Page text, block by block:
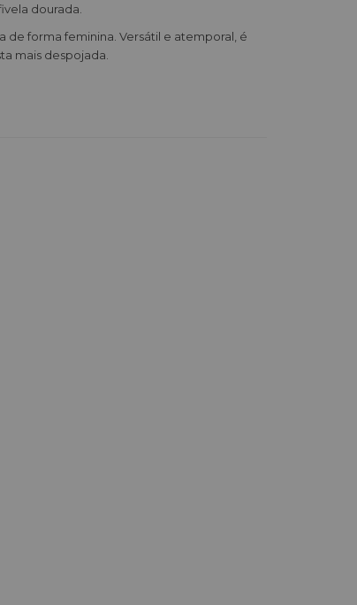
dourada.
forma feminina. Versátil e atemporal, é
mais despojada.